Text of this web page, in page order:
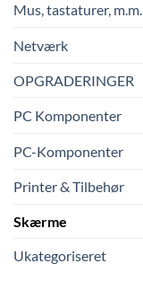
Mus, tastaturer, m.m.
Netværk
OPGRADERINGER
PC Komponenter
PC-Komponenter
Printer & Tilbehør
Skærme
Ukategoriseret